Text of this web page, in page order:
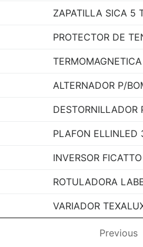
ZAPATILLA SICA 5
PROTECTOR DE
ALTERNADOR P/
DESTORNILLADOR
PLAFON
INVERSOR
ROTULADORA
VARIADOR
Previous